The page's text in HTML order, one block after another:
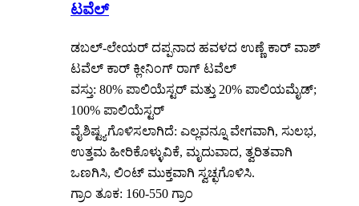
ಟವೆಲ್
ಡಬಲ್-ಲೇಯರ್ ದಪ್ಪನಾದ ಹವಳದ ಉಣ್ಣೆ ಕಾರ್ ವಾಶ್
ಟವೆಲ್ ಕಾರ್ ಕ್ಲೀನಿಂಗ್ ರಾಗ್ ಟವೆಲ್
ವಸ್ತು: 80% ಪಾಲಿಯೆಸ್ಟರ್ ಮತ್ತು 20% ಪಾಲಿಯಮೈಡ್;
100% ಪಾಲಿಯೆಸ್ಟರ್
ವೈಶಿಷ್ಟ್ಯಗೊಳಿಸಲಾಗಿದೆ: ಎಲ್ಲವನ್ನೂ ವೇಗವಾಗಿ, ಸುಲಭ,
ಉತ್ತಮ ಹೀರಿಕೊಳ್ಳುವಿಕೆ, ಮೃದುವಾದ, ತ್ವರಿತವಾಗಿ
ಒಣಗಿಸಿ, ಲಿಂಟ್ ಮುಕ್ತವಾಗಿ ಸ್ವಚ್ಛಗೊಳಿಸಿ.
ಗ್ರಾಂ ತೂಕ: 160-550 ಗ್ರಾಂ